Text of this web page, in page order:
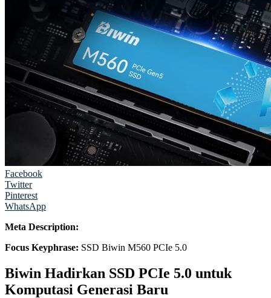
Facebook
Twitter
Pinterest
WhatsApp
Meta Description:
Focus Keyphrase: SSD Biwin M560 PCIe 5.0
Biwin Hadirkan SSD PCIe 5.0 untuk
Komputasi Generasi Baru